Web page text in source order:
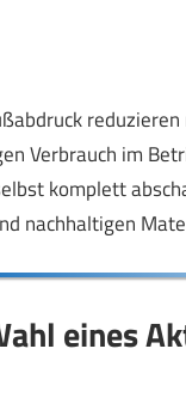
Verbrauch im
komplett
nachhaltigen
eines